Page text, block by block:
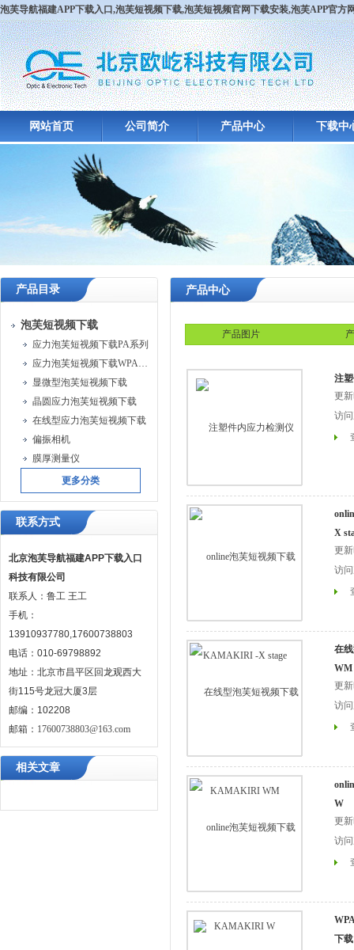
泡芙导航福建APP下载入口,泡芙短视频下载,泡芙短视频官网下载安装,泡芙APP官方
网站首页 公司简介 产品中心 下载中
产品目录
泡芙短视频下载
应力泡芙短视频下载PA系列
应力泡芙短视频下载WPA系列
显微型泡芙短视频下载
晶圆应力泡芙短视频下载
在线型应力泡芙短视频下载
偏振相机
膜厚测量仪
更多分类
联系方式
北京泡芙导航福建APP下载入口
科技有限公司
联系人：鲁工 王工
手机：
13910937780,17600738803
电话：010-69798892
地址：北京市昌平区回龙观西大
街115号龙冠大厦3层
邮编：102208
邮箱： 17600738803@163.com
相关文章
产品中心
产品图片
注
更新
访问
X
更新
访问
在
WM
更新
访问
W
更新
访问
下载